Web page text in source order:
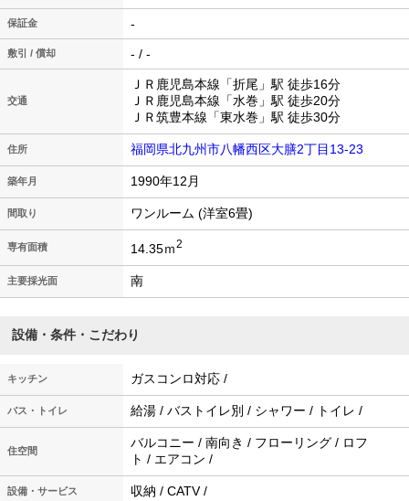
保証金 -
敷引 / 償却 - / -
交通
ＪＲ鹿児島本線「折尾」駅 徒歩16分
ＪＲ鹿児島本線「水巻」駅 徒歩20分
ＪＲ筑豊本線「東水巻」駅 徒歩30分
住所 福岡県北九州市八幡西区大膳2丁目13-23
築年月 1990年12月
間取り ワンルーム (洋室6畳)
専有面積 14.35ｍ2
主要採光面 南
設備・条件・こだわり
キッチン ガスコンロ対応 /
バス・トイレ 給湯 / バストイレ別 / シャワー / トイレ /
住空間
バルコニー / 南向き / フローリング / ロフ
ト / エアコン /
設備・サービス 収納 / CATV /